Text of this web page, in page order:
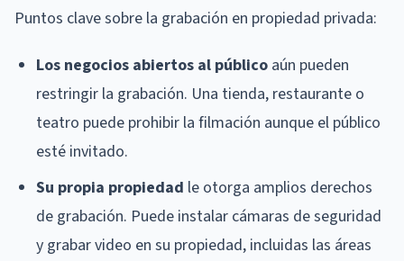
Puntos clave sobre la grabación en propiedad privada:
Los negocios abiertos al público aún pueden
restringir la grabación. Una tienda, restaurante o
teatro puede prohibir la filmación aunque el público
esté invitado.
Su propia propiedad le otorga amplios derechos
de grabación. Puede instalar cámaras de seguridad
y grabar video en su propiedad, incluidas las áreas